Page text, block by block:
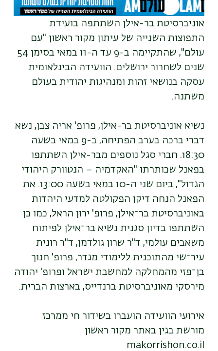
אוניברסיטת בר-אילן השתתפה בועידת
התפוצות השנייה של עיתון מקור ראשון "עם
עולם", שהתקיימה ב-9 עד ה-11 במאי בסימן 54
שנים לשחרור ירושלים. הוועידה הבינלאומית
עסקה בנושאי זהות ומנהיגות יהודית בעולם
משתנה.
נשיא אוניברסיטת בר-אילן, פרופ' אריה צבן, נשא
דברי ברכה בערב הפתיחה, ב-9 במאי בשעה
18:30. חברי סגל נוספים מבר-אילן השתתפו
בפאנל שכותרתו "האקדמיה – הנטוורק היהודי
הגדול", ביום שני ה-10 במאי בשעה 13:00. את
הפאנל הנחה דיקן הפקולטה למדעי היהדות
באוניברסיטת בר־אילן, פרופ' ירון הראל, כמו כן
השתתפו בדיון סגנית נשיא בר־אילן לפיתוח
משאבים עולמי, ד"ר שרון גולדמן, ד"ר רונית
עיר־שי מהתוכנית ללימודי מגדר, פרופ' חנוך
בן־פזי מהמחלקה למחשבת ישראל ופרופ' יהודה
מירסקי מאוניברסיטת ברנדייס, בארצות הברית.
אירועי הוועידה הועברו בשידור חי ממרכז
מורשת בגין באתר מקור ראשון
makorrishon.co.il